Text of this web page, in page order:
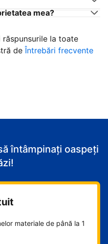
mea?
la toate
deÎntrebări frecvente
întâmpinați oaspeți
materiale de până la 1